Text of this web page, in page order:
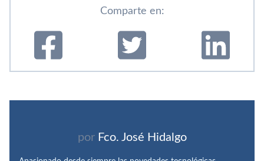
Comparte en:
por Fco. José Hidalgo